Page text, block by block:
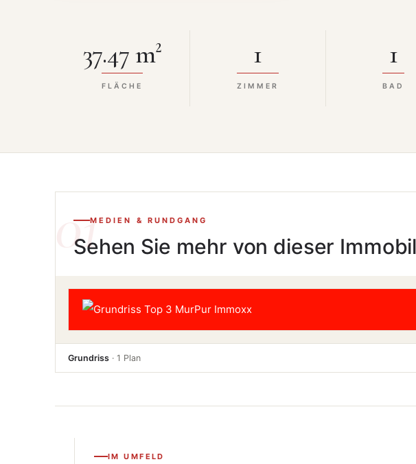
37.47 m²
FLÄCHE
1
ZIMMER
1
BAD
MEDIEN & RUNDGANG
Sehen Sie mehr von dieser
Grundriss · 1 Plan
IM UMFELD